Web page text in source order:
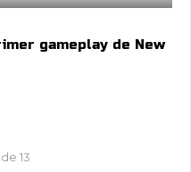
gameplay de New
13